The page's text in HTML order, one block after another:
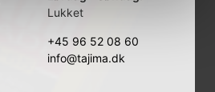
Lukket
+45 96 52 08 60
info@tajima.dk